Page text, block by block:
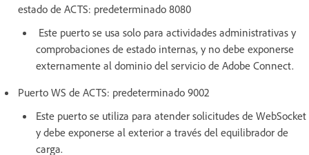
estado de ACTS: predeterminado 8080
Este puerto se usa solo para actividades administrativas y
comprobaciones de estado internas, y no debe exponerse
externamente al dominio del servicio de Adobe Connect.
Puerto WS de ACTS: predeterminado 9002
Este puerto se utiliza para atender solicitudes de WebSocket
y debe exponerse al exterior a través del equilibrador de
carga.